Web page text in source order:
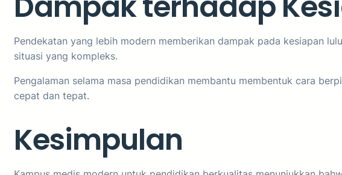
Pendekatan yang lebih modern memberikan dampak pada kesiapan
situasi yang kompleks.
Pengalaman selama masa pendidikan membantu membentuk cara
cepat dan tepat.
Kesimpulan